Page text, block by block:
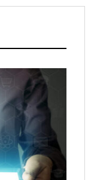
espacios de la